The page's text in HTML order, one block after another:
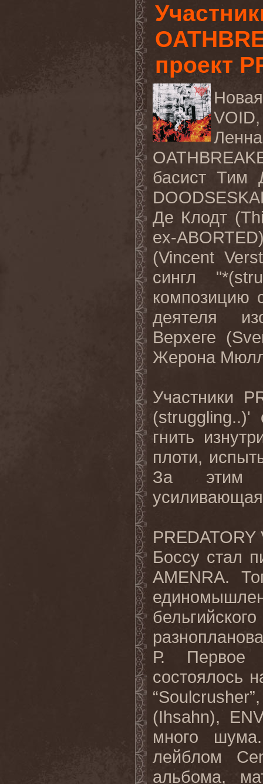
проект
VOID
басист Тим
Де Клодт (
ex-
(Vincent
сингл
композицию
деятеля
Верхеге (
Жерона
Участники
(struggling..)'
гнить
плоти,
За этим
усиливающая
PREDATORY
Боссу стал
AMENRA.
Р. Первое
состоялось
“Soulcrusher
(Ihsahn),
много
лейблом
альбома,